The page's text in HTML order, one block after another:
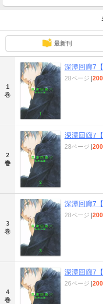
最新刊
1
巻
深潭回廊7
28ページ |
2
巻
深潭回廊7
28ページ |
3
巻
深潭回廊7
28ページ |
4
巻
深潭回廊7
26ページ |